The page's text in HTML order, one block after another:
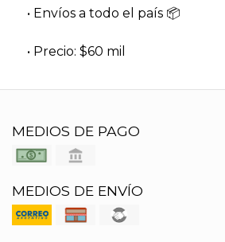
• Envíos a todo el país 📦
• Precio: $60 mil
MEDIOS DE PAGO
MEDIOS DE ENVÍO